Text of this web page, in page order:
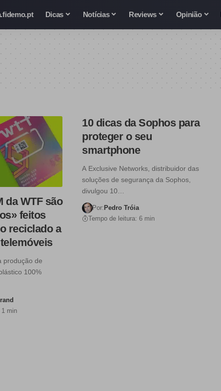
Dicas Notícias Reviews Opinião
da WTF são
feitos
reciclado a
produção de
100%
1 min
10 dicas da Sophos para
proteger o seu
smartphone
A Exclusive Networks, distribuidor das
soluções de segurança da Sophos,
divulgou 10…
Por: Pedro Tróia
Tempo de leitura: 6 min